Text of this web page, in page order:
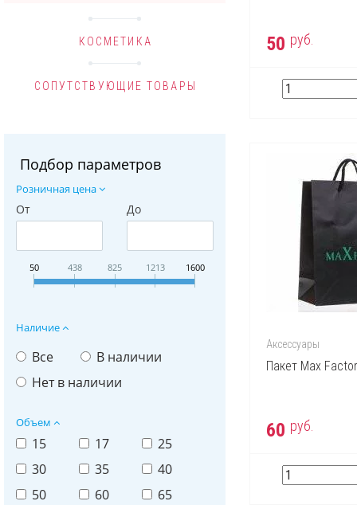
КОСМЕТИКА
СОПУТСТВУЮЩИЕ ТОВАРЫ
Подбор параметров
Розничная цена
От До
50 438 825 1213 1600
Наличие
Все
В наличии
Нет в наличии
Объем
15 17
25
30
35
40
50
60
65
50 руб.
Аксессуары
Пакет Max
60 руб.